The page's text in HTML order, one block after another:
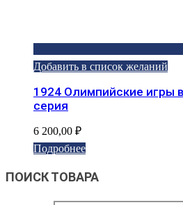
Добавить в список желаний
1924 Олимпийские игры
серия
6 200,00 ₽
Подробнее
ПОИСК ТОВАРА